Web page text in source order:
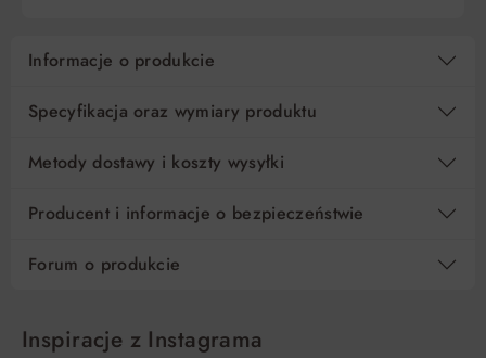
Informacje o produkcie
Specyfikacja oraz wymiary produktu
Metody dostawy i koszty wysyłki
Producent i informacje o bezpieczeństwie
Forum o produkcie
Inspiracje z Instagrama